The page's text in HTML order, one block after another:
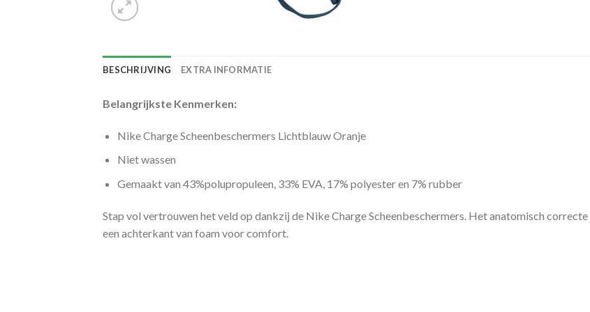
BESCHRIJVING EXTRA INFORMATIE
Belangrijkste Kenmerken:
Nike Charge Scheenbeschermers Lichtblauw Oranje
Niet wassen
Gemaakt van 43%polupropuleen, 33% EVA, 17% polyester en 7% rubber
Stap vol vertrouwen het veld op dankzij de Nike Charge Scheenbeschermers. Het anatomisch
een achterkant van foam voor comfort.